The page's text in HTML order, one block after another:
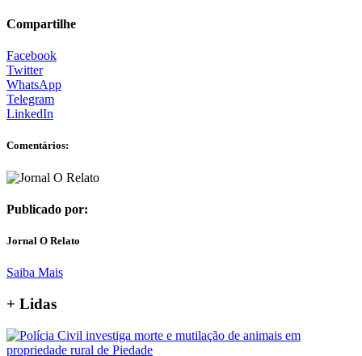
Compartilhe
Facebook
Twitter
WhatsApp
Telegram
LinkedIn
Comentários:
Publicado por:
Jornal O Relato
Saiba Mais
+ Lidas